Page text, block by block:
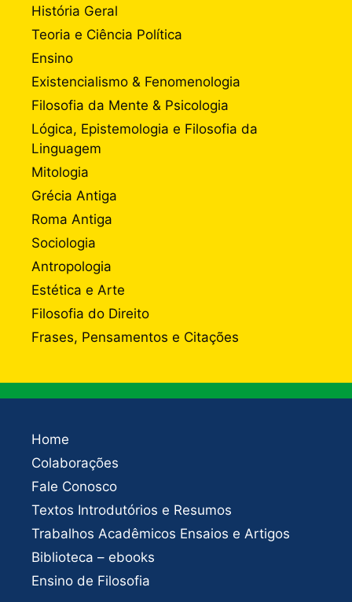
História Geral
Teoria e Ciência Política
Ensino
Existencialismo & Fenomenologia
Filosofia da Mente & Psicologia
Lógica, Epistemologia e Filosofia da
Linguagem
Mitologia
Grécia Antiga
Roma Antiga
Sociologia
Antropologia
Estética e Arte
Filosofia do Direito
Frases, Pensamentos e Citações
Home
Colaborações
Fale Conosco
Textos Introdutórios e Resumos
Trabalhos Acadêmicos Ensaios e Artigos
Biblioteca – ebooks
Ensino de Filosofia